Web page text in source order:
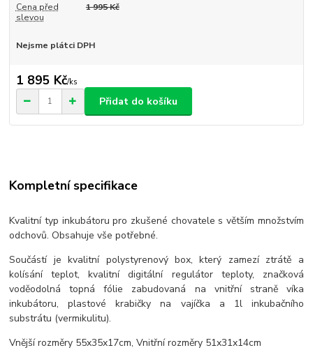
Cena před
slevou
1 995 Kč
Nejsme plátci DPH
1 895 Kč/ks
Přidat do košíku
Kompletní specifikace
Kvalitní typ inkubátoru pro zkušené chovatele s větším množstvím
odchovů. Obsahuje vše potřebné.
Součástí je kvalitní polystyrenový box, který zamezí ztrátě a
kolísání teplot, kvalitní digitální regulátor teploty, značková
voděodolná topná fólie zabudovaná na vnitřní straně víka
inkubátoru, plastové krabičky na vajíčka a 1l inkubačního
substrátu (vermikulitu).
Vnější rozměry 55x35x17cm, Vnitřní rozměry 51x31x14cm